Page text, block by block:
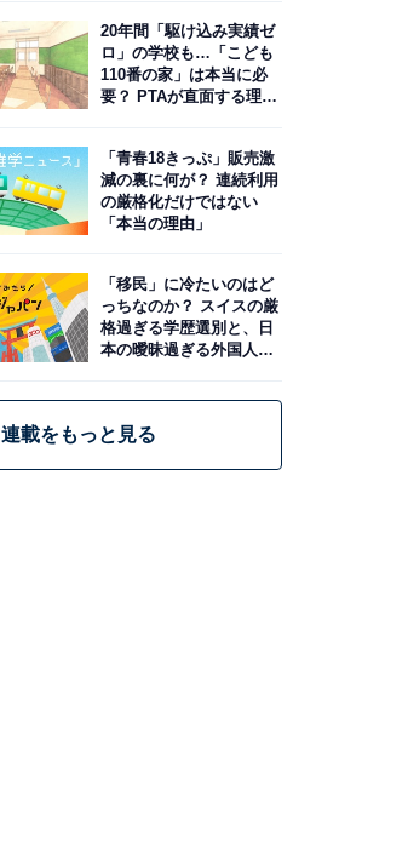
20年間「駆け込み実績ゼ
ロ」の学校も…「こども
110番の家」は本当に必
要？ PTAが直面する理想
「青春18きっぷ」販売激
減の裏に何が？ 連続利用
の厳格化だけではない
「本当の理由」
「移民」に冷たいのはど
っちなのか？ スイスの厳
格過ぎる学歴選別と、日
本の曖昧過ぎる外国人政
連載をもっと見る